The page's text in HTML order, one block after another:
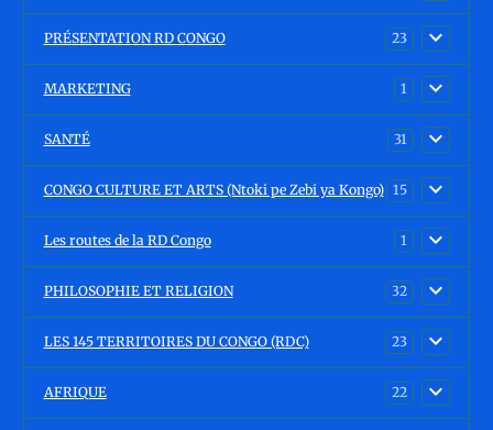
PRÉSENTATION RD CONGO 23
MARKETING 1
SANTÉ 31
CONGO CULTURE ET ARTS (Ntoki pe Zebi ya Kongo) 15
Les routes de la RD Congo 1
PHILOSOPHIE ET RELIGION 32
LES 145 TERRITOIRES DU CONGO (RDC) 23
AFRIQUE 22